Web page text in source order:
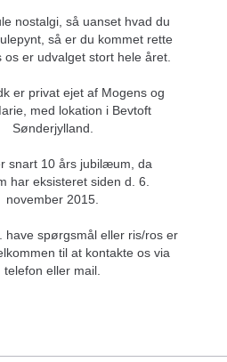
nostalgi, så uanset hvad du
så er du kommet rette
os er udvalget stort hele året.
er privat ejet af Mogens og
med lokation i Bevtoft
Sønderjylland.
snart 10 års jubilæum, da
har eksisteret siden d. 6.
november 2015.
have spørgsmål eller ris/ros er
til at kontakte os via
telefon eller mail.